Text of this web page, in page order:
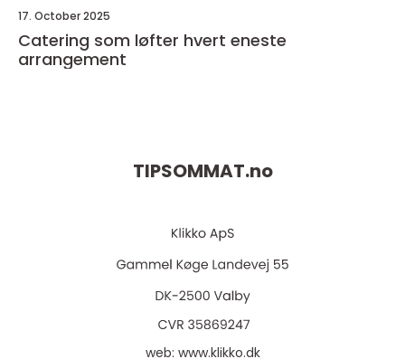
17. October 2025
Catering som løfter hvert eneste
arrangement
TIPSOMMAT.no
web: www.klikko.dk